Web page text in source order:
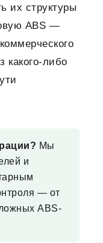
их структуры
ABS —
какого-либо
Мы
и
— от
ABS-